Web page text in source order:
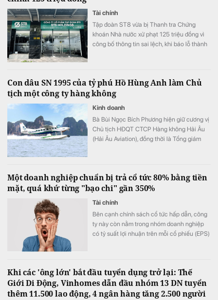
Tài chính
Tập đoàn ST8 vừa bị Thanh tra Chứng
khoán Nhà nước xử phạt 125 triệu đồng vì
công bố thông tin sai lệch, khi báo lỗ thành
Con dâu SN 1995 của tỷ phú Hồ Hùng Anh làm Chủ
tịch một công ty hàng không
Kinh doanh
Bà Bùi Ngọc Bích Phương hiện giữ cương vị
Chủ tịch HĐQT CTCP Hàng không Hải Âu
(Hải Âu Aviation), đồng thời là Tổng giám
Một doanh nghiệp chuẩn bị trả cổ tức 80% bằng tiền
mặt, quá khứ từng "bạo chi" gần 350%
Tài chính
Bên cạnh chính sách cổ tức hấp dẫn, công
ty này còn nằm trong nhóm doanh nghiệp
có tỷ suất lợi nhuận trên mỗi cổ phiếu (EPS)
Khi các 'ông lớn' bắt đầu tuyển dụng trở lại: Thế
Giới Di Động, Vinhomes dẫn đầu nhóm 13 DN tuyển
thêm 11.500 lao động, 4 ngân hàng tăng 2.500 người